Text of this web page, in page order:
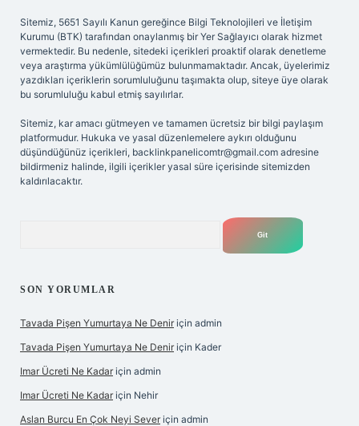
Sitemiz, 5651 Sayılı Kanun gereğince Bilgi Teknolojileri ve İletişim
Kurumu (BTK) tarafından onaylanmış bir Yer Sağlayıcı olarak hizmet
vermektedir. Bu nedenle, sitedeki içerikleri proaktif olarak denetleme
veya araştırma yükümlülüğümüz bulunmamaktadır. Ancak, üyelerimiz
yazdıkları içeriklerin sorumluluğunu taşımakta olup, siteye üye olarak
bu sorumluluğu kabul etmiş sayılırlar.
Sitemiz, kar amacı gütmeyen ve tamamen ücretsiz bir bilgi paylaşım
platformudur. Hukuka ve yasal düzenlemelere aykırı olduğunu
düşündüğünüz içerikleri, backlinkpanelicomtr@gmail.com adresine
bildirmeniz halinde, ilgili içerikler yasal süre içerisinde sitemizden
kaldırılacaktır.
SON YORUMLAR
Tavada Pişen Yumurtaya Ne Denir için admin
Tavada Pişen Yumurtaya Ne Denir için Kader
Imar Ücreti Ne Kadar için admin
Imar Ücreti Ne Kadar için Nehir
Aslan Burcu En Çok Neyi Sever için admin